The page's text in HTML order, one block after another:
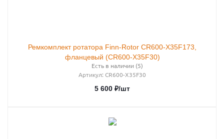
Ремкомплект ротатора Finn-Rotor CR600-X35F173,
фланцевый (CR600-X35F30)
Есть в наличии (5)
Артикул: CR600-X35F30
5 600 ₽/шт